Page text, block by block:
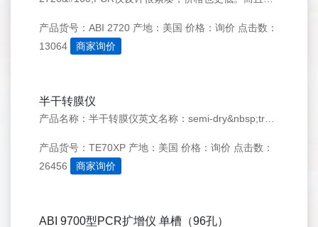
产品货号：ABI 2720 产地：美国 价格：询价 点击数：
13064
商家询价
半干转膜仪
产品货号：TE70XP 产地：美国 价格：询价 点击数：
26456
商家询价
ABI 9700型PCR扩增仪 单槽（96孔）